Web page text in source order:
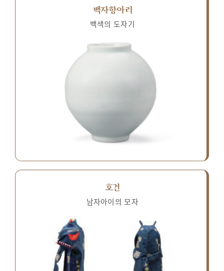
백자항아리
백색의 도자기
호건
남자아이의 모자